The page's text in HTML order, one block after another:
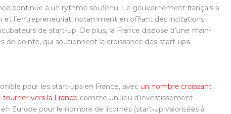
continue à un rythme soutenu. Le gouvernement français a
et l’entrepreneuriat, notamment en offrant des incitations
de start-up. De plus, la France dispose d’une main-
pointe, qui soutiennent la croissance des start-ups.
pour les start-ups en France, avec un nombre croissant
vers la France comme un lieu d’investissement
Europe pour le nombre de licornes (start-up valorisées à